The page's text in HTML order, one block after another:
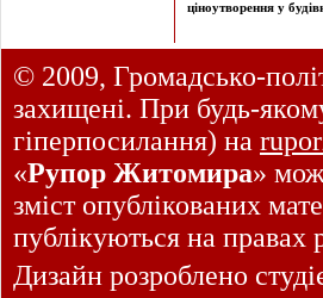
ціноутворення у
© 2009, Громадсько-
захищені. При будь-
гіперпосилання) на
«Рупор Житомира»
зміст опублікованих
публікуються на правах
Дизайн розроблено